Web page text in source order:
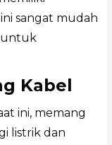
sangat mudah
untuk
Kabel
ini, memang
listrik dan